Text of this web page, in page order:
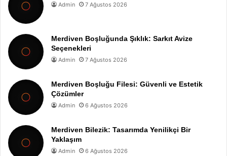
Admin 7 Ağustos 2026
Merdiven Boşluğunda Şıklık: Sarkıt Avize
Seçenekleri
Admin 7 Ağustos 2026
Merdiven Boşluğu Filesi: Güvenli ve Estetik
Çözümler
Admin 6 Ağustos 2026
Merdiven Bilezik: Tasarımda Yenilikçi Bir
Yaklaşım
Admin 6 Ağustos 2026